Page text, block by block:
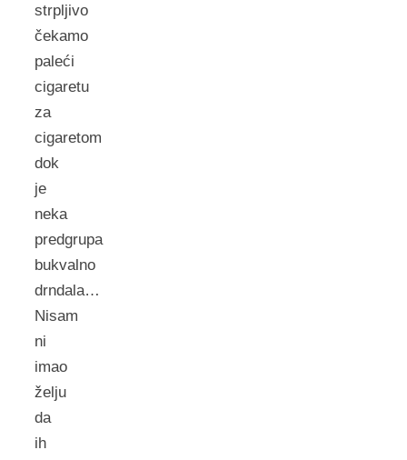
strpljivo
čekamo
paleći
cigaretu
za
cigaretom
dok
je
neka
predgrupa
bukvalno
drndala…
Nisam
ni
imao
želju
da
ih